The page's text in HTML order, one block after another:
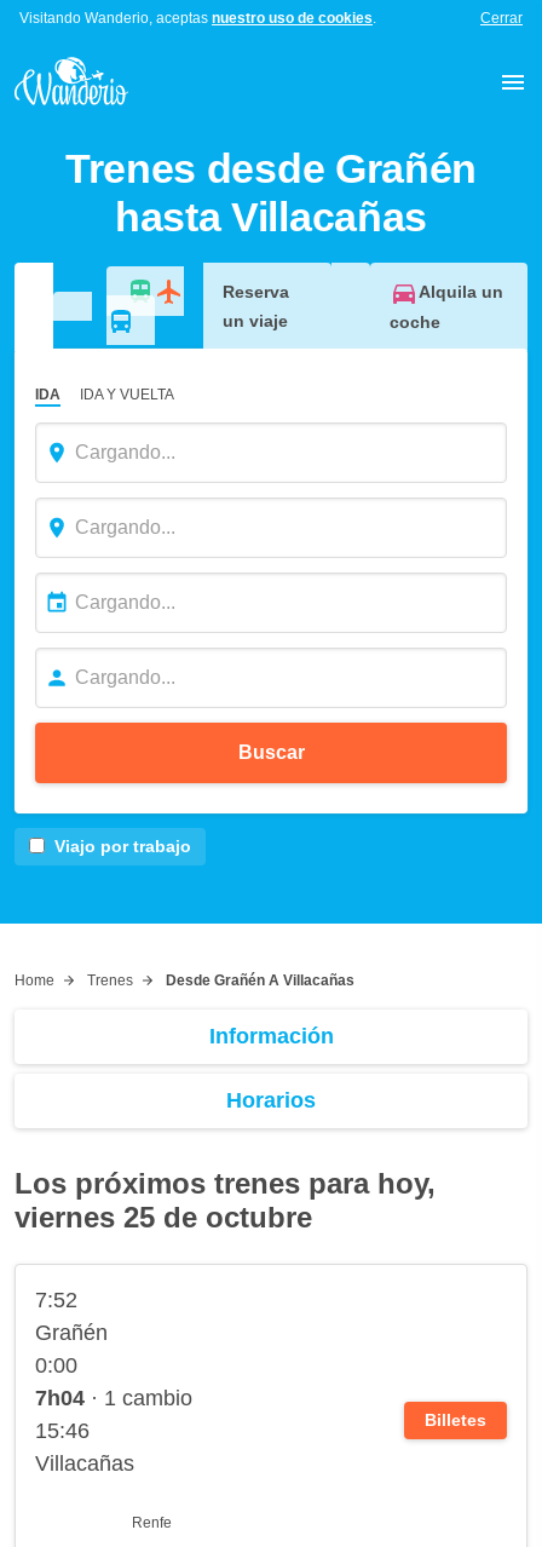
Visitando Wanderio, aceptas nuestro uso de cookies. Cerrar
Trenes desde Grañén
hasta Villacañas
Reserva
un viaje
Alquila un
coche
IDA IDA Y VUELTA
Buscar
Viajo por trabajo
Home Trenes Desde Grañén A Villacañas
Información
Horarios
Los próximos trenes para hoy,
viernes 25 de octubre
7:52
Grañén
0:00
7h04 · 1 cambio
15:46
Villacañas
Renfe
Billetes